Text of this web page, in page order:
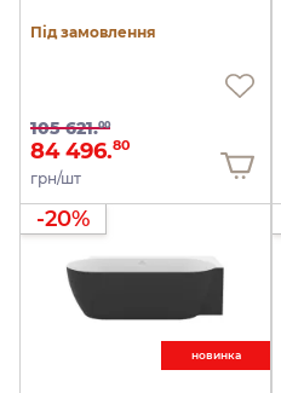
Під замовлення
105 621.00
84 496.80
грн/шт
новинкa
-20%